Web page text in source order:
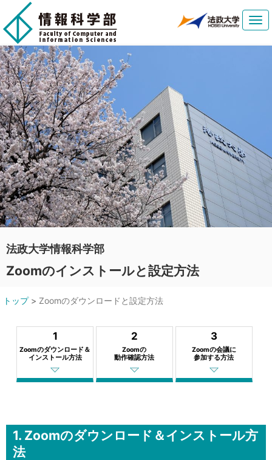
法政大学情報科学部
Zoomのインストールと設定方法
トップ> Zoomのダウンロードと設定方法
1
Zoomのダウンロード＆
インストール方法
2
Zoomの
動作確認方法
3
Zoomの会議に
参加する方法
1. Zoomのダウンロード＆インストール方
法